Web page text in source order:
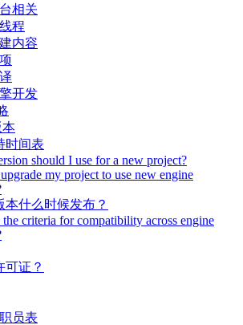
相关
程
内容
开发
本
时间表
should I use for a new project?
my project to use new engine
本什么时候发布？
the criteria for compatibility across engine
可证？
员表